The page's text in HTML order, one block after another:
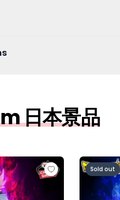
日本景品
MAKERS ゴクウブラック-
ドラゴン
Sold out